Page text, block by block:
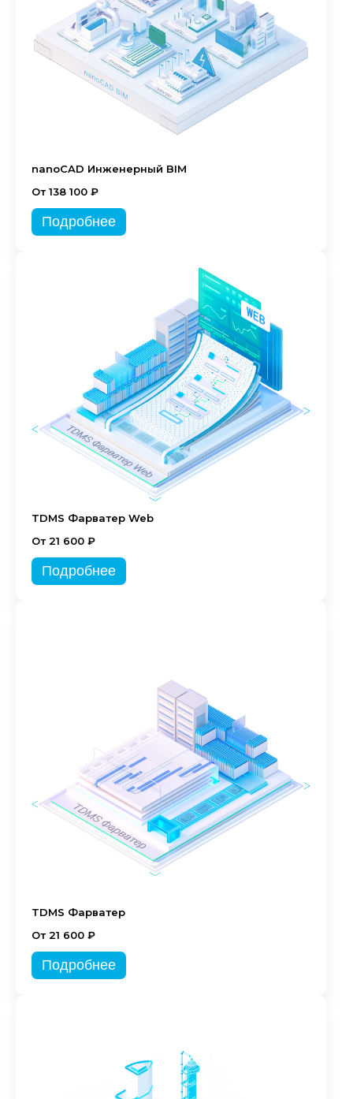
nanoCAD Инженерный BIM
От 138 100 ₽
Подробнее
TDMS Фарватер Web
От 21 600 ₽
Подробнее
TDMS Фарватер
От 21 600 ₽
Подробнее